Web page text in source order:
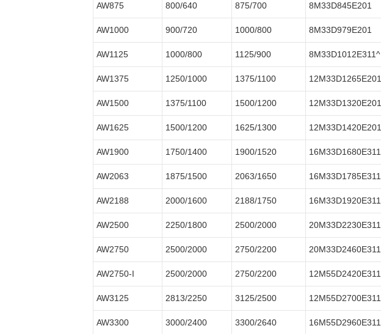
AW875 800/640 875/700 8M33D845E201
AW1000 900/720 1000/800 8M33D979E201
AW1125 1000/800 1125/900 8M33D1012E311^
AW1375 1250/1000 1375/1100 12M33D1265E201
AW1500 1375/1100 1500/1200 12M33D1320E201
AW1625 1500/1200 1625/1300 12M33D1420E201
AW1900 1750/1400 1900/1520 16M33D1680E311
AW2063 1875/1500 2063/1650 16M33D1785E311
AW2188 2000/1600 2188/1750 16M33D1920E311
AW2500 2250/1800 2500/2000 20M33D2230E311
AW2750 2500/2000 2750/2200 20M33D2460E311
AW2750-I 2500/2000 2750/2200 12M55D2420E311
AW3125 2813/2250 3125/2500 12M55D2700E311
AW3300 3000/2400 3300/2640 16M55D2960E311